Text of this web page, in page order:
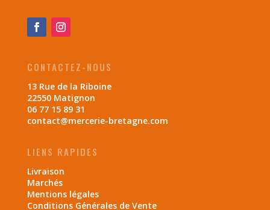
CONTACTEZ-NOUS
13 Rue de la Riboine
22550 Matignon
06 77 15 89 31
contact@mercerie-bretagne.com
LIENS RAPIDES
Livraison
Marchés
Mentions légales
Conditions Générales de Vente